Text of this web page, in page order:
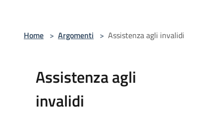
Home > Argomenti > Assistenza agli invalidi
Assistenza agli
invalidi